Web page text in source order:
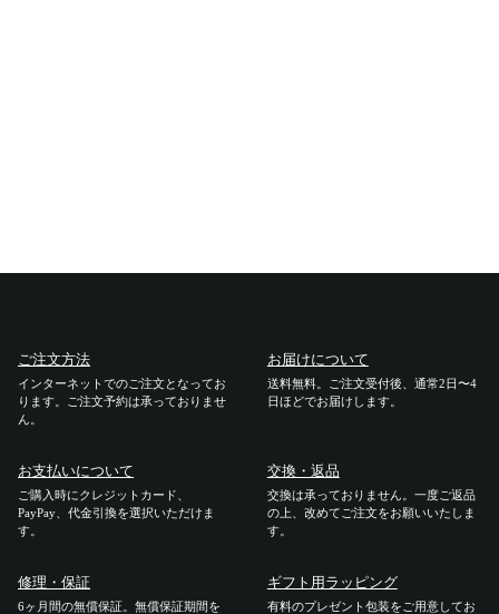
ご利用ガイド
ご注文方法
お届けについて
交換・返品
ご注文方法
インターネットでのご注文となってお
ります。ご注文予約は承っておりませ
ん。
お届けについて
送料無料。ご注文受付後、通常2日〜4
日ほどでお届けします。
お支払いについて
ご購入時にクレジットカード、
PayPay、代金引換を選択いただけま
す。
交換・返品
交換は承っておりません。一度ご返品
の上、改めてご注文をお願いいたしま
す。
修理・保証
6ヶ月間の無償保証。無償保証期間を
ギフト用ラッピング
有料のプレゼント包装をご用意してお